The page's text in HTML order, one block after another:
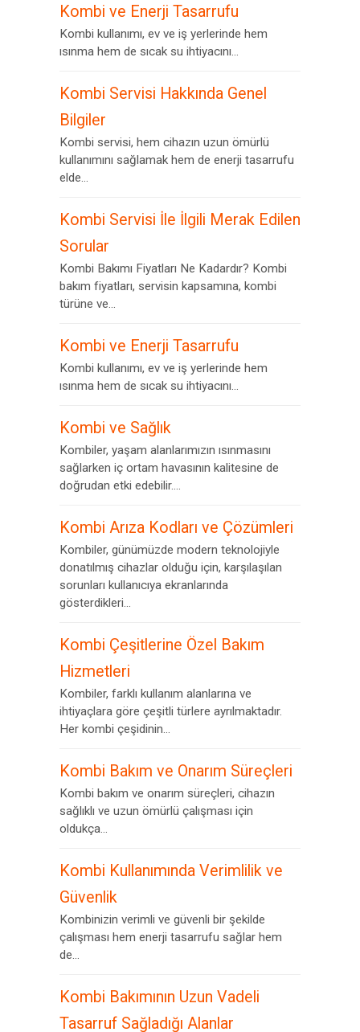
Kombi ve Enerji Tasarrufu
Kombi kullanımı, ev ve iş yerlerinde hem
ısınma hem de sıcak su ihtiyacını...
Kombi Servisi Hakkında Genel
Bilgiler
Kombi servisi, hem cihazın uzun ömürlü
kullanımını sağlamak hem de enerji tasarrufu
elde...
Kombi Servisi İle İlgili Merak Edilen
Sorular
Kombi Bakımı Fiyatları Ne Kadardır? Kombi
bakım fiyatları, servisin kapsamına, kombi
türüne ve...
Kombi ve Enerji Tasarrufu
Kombi kullanımı, ev ve iş yerlerinde hem
ısınma hem de sıcak su ihtiyacını...
Kombi ve Sağlık
Kombiler, yaşam alanlarımızın ısınmasını
sağlarken iç ortam havasının kalitesine de
doğrudan etki edebilir....
Kombi Arıza Kodları ve Çözümleri
Kombiler, günümüzde modern teknolojiyle
donatılmış cihazlar olduğu için, karşılaşılan
sorunları kullanıcıya ekranlarında
gösterdikleri...
Kombi Çeşitlerine Özel Bakım
Hizmetleri
Kombiler, farklı kullanım alanlarına ve
ihtiyaçlara göre çeşitli türlere ayrılmaktadır.
Her kombi çeşidinin...
Kombi Bakım ve Onarım Süreçleri
Kombi bakım ve onarım süreçleri, cihazın
sağlıklı ve uzun ömürlü çalışması için
oldukça...
Kombi Kullanımında Verimlilik ve
Güvenlik
Kombinizin verimli ve güvenli bir şekilde
çalışması hem enerji tasarrufu sağlar hem
de...
Kombi Bakımının Uzun Vadeli
Tasarruf Sağladığı Alanlar